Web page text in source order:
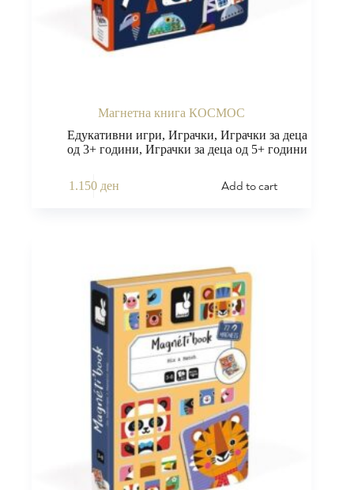
Магнетна книга КОСМОС
Едукативни игри,Играчки,Играчки за деца
од 3+ години,Играчки за деца од 5+ години
1.150 ден Add to cart